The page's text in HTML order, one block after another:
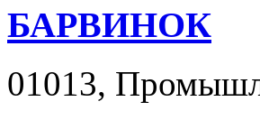
БАРВИНОК
01013,